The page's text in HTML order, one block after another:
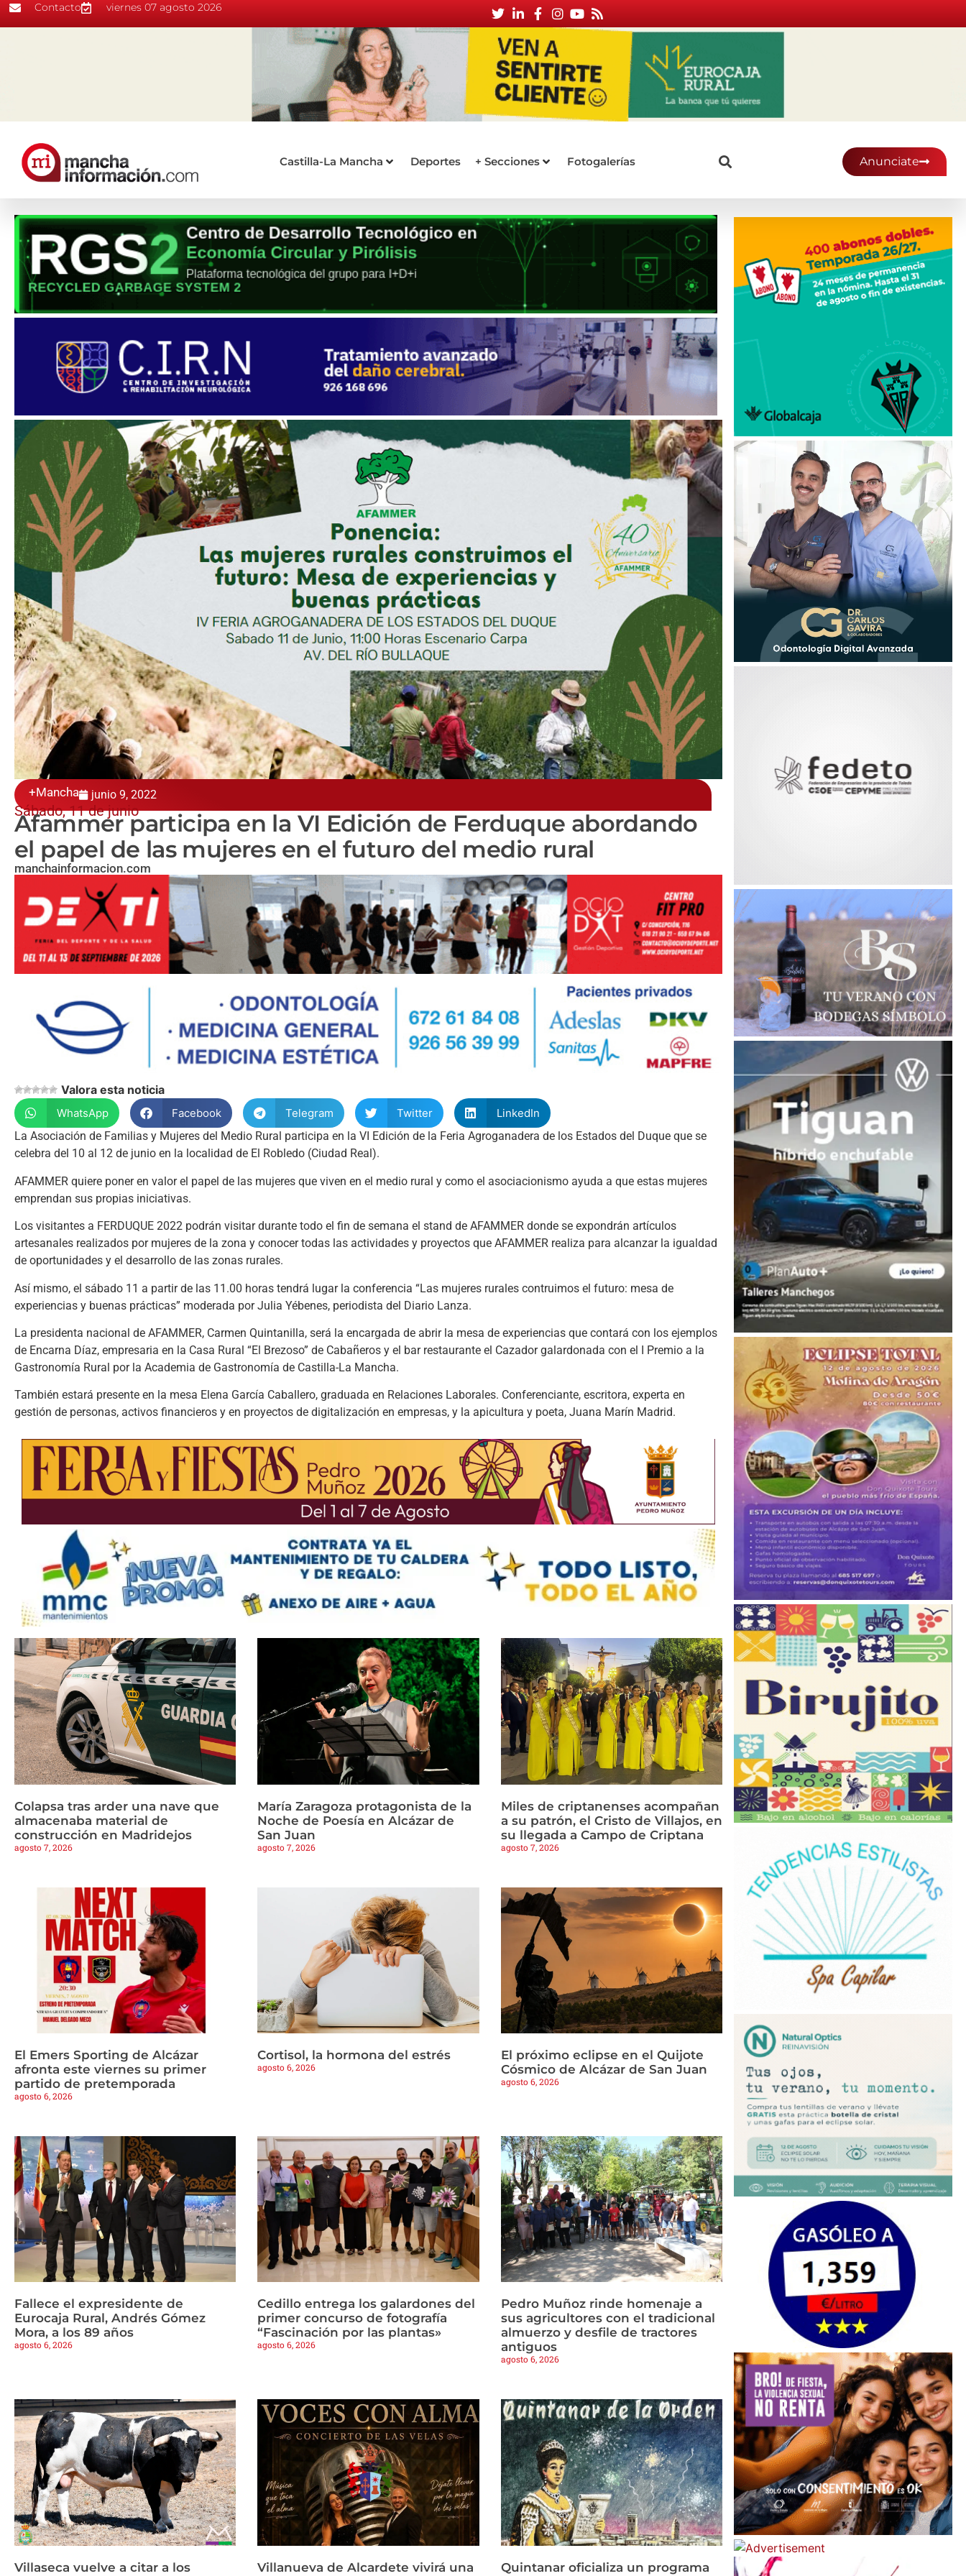
Contacto viernes 07 agosto 2026
Castilla-La Mancha Deportes + Secciones Fotogalerías Anunciate
+Mancha junio 9, 2022
Sábado, 11 de junio
Afammer participa en la VI Edición de Ferduque abordando
el papel de las mujeres en el futuro del medio rural
manchainformacion.com
Valora esta noticia
WhatsApp Facebook Telegram Twitter
LinkedIn
La Asociación de Familias y Mujeres del Medio Rural participa en la VI Edición de la Feria Agroganadera de los Estados del Duque que se
celebra del 10 al 12 de junio en la localidad de El Robledo (Ciudad Real).
AFAMMER quiere poner en valor el papel de las mujeres que viven en el medio rural y como el asociacionismo ayuda a que estas mujeres
emprendan sus propias iniciativas.
Los visitantes a FERDUQUE 2022 podrán visitar durante todo el fin de semana el stand de AFAMMER donde se expondrán artículos
artesanales realizados por mujeres de la zona y conocer todas las actividades y proyectos que AFAMMER realiza para alcanzar la igualdad
de oportunidades y el desarrollo de las zonas rurales.
Así mismo, el sábado 11 a partir de las 11.00 horas tendrá lugar la conferencia “Las mujeres rurales contruimos el futuro: mesa de
experiencias y buenas prácticas” moderada por Julia Yébenes, periodista del Diario Lanza.
La presidenta nacional de AFAMMER, Carmen Quintanilla, será la encargada de abrir la mesa de experiencias que contará con los ejemplos
de Encarna Díaz, empresaria en la Casa Rural “El Brezoso” de Cabañeros y el bar restaurante el Cazador galardonada con el I Premio a la
Gastronomía Rural por la Academia de Gastronomía de Castilla-La Mancha.
También estará presente en la mesa Elena García Caballero, graduada en Relaciones Laborales. Conferenciante, escritora, experta en
gestión de personas, activos financieros y en proyectos de digitalización en empresas, y la apicultura y poeta, Juana Marín Madrid.
Colapsa tras arder una nave que
almacenaba material de
construcción en Madridejos
agosto 7, 2026
María Zaragoza protagonista de la
Noche de Poesía en Alcázar de
San Juan
agosto 7, 2026
Miles de criptanenses acompañan
a su patrón, el Cristo de Villajos, en
su llegada a Campo de Criptana
agosto 7, 2026
El Emers Sporting de Alcázar
afronta este viernes su primer
partido de pretemporada
agosto 6, 2026
Cortisol, la hormona del estrés
agosto 6, 2026
El próximo eclipse en el Quijote
Cósmico de Alcázar de San Juan
agosto 6, 2026
Fallece el expresidente de
Eurocaja Rural, Andrés Gómez
Mora, a los 89 años
agosto 6, 2026
Cedillo entrega los galardones del
primer concurso de fotografía
“Fascinación por las plantas»
agosto 6, 2026
Pedro Muñoz rinde homenaje a
sus agricultores con el tradicional
almuerzo y desfile de tractores
antiguos
agosto 6, 2026
Villaseca vuelve a citar a los
Villanueva de Alcardete vivirá una
Quintanar oficializa un programa